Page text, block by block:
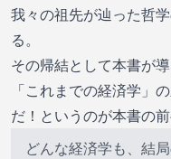
我々の祖先が辿った哲
る。
その帰結として本書が
「これまでの経済学」
だ！というのが本書の前
どんな経済学も、結